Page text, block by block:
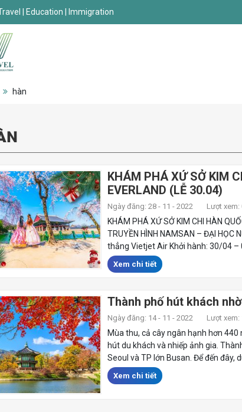
| Education | Immigration
hàn
KHÁM PHÁ XỨ SỞ KIM
EVERLAND (LỄ 30.04)
Ngày đăng: 28 - 11 - 2022 Lượt xem:
KHÁM PHÁ XỨ SỞ KIM CHI HÀN
TRUYỀN HÌNH NAMSAN – ĐẠI HỌC
thẳng Vietjet Air Khởi hành: 30/04 –
Xem chi tiết
Thành phố hút khách
Ngày đăng: 14 - 11 - 2022 Lượt xem:
Mùa thu, cả cây ngân hạnh hơn
hút du khách và nhiếp ảnh gia.
Seoul và TP lớn Busan. Để đến đây,
Xem chi tiết